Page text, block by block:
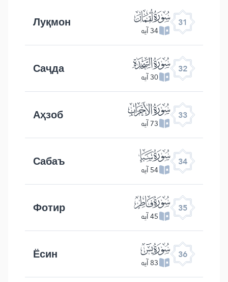
31 ﮫ
34 آیه Луқмон
32 ﮬ
30 آیه Саҷда
33 ﮭ
73 آیه Аҳзоб
34 ﮮ
54 آیه Сабаъ
35 ﮯ
45 آیه Фотир
36 ﮰ
83 آیه Ёсин